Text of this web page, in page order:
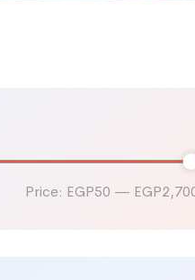
Price: EGP50 —